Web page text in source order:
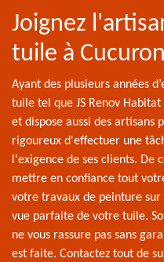
Joignez
tuile à Cucuron
Ayant des plusieurs années
tuile tel que JS Renov
et dispose aussi des artisans
rigoureux d'effectuer une
l'exigence de ses clients. De
mettre en confiance tout
votre travaux de peinture
vue parfaite de votre tuile.
ne vous rassure pas sans
est faite. Contactez tout de